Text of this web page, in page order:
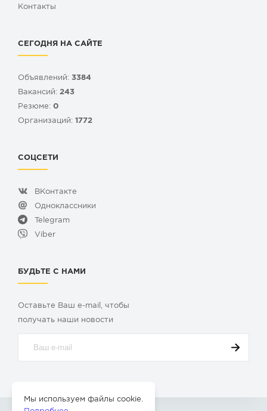
Контакты
СЕГОДНЯ НА САЙТЕ
Объявлений: 3384
Вакансий: 243
Резюме: 0
Организаций: 1772
СОЦСЕТИ
ВКонтакте
Одноклассники
Telegram
Viber
БУДЬТЕ С НАМИ
Оставьте Ваш e-mail, чтобы
получать наши новости
Мы используем файлы cookie.